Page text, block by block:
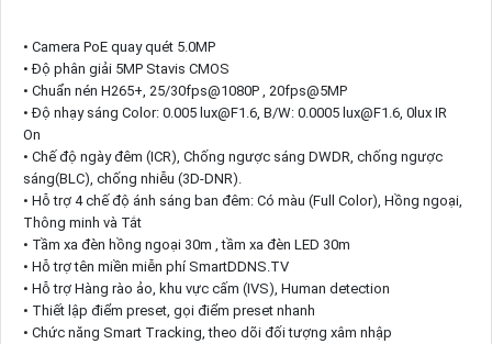
• Camera PoE quay quét 5.0MP
• Độ phân giải 5MP Stavis CMOS
• Chuẩn nén H265+, 25/30fps@1080P , 20fps@5MP
• Độ nhạy sáng Color: 0.005 lux@F1.6, B/W: 0.0005 lux@F1.6, 0lux IR
On
• Chế độ ngày đêm (ICR), Chống ngược sáng DWDR, chống ngược
sáng(BLC), chống nhiễu (3D-DNR).
• Hỗ trợ 4 chế độ ánh sáng ban đêm: Có màu (Full Color), Hồng ngoại,
Thông minh và Tắt
• Tầm xa đèn hồng ngoại 30m , tầm xa đèn LED 30m
• Hỗ trợ tên miền miễn phí SmartDDNS.TV
• Hỗ trợ Hàng rào ảo, khu vực cấm (IVS), Human detection
• Thiết lập điểm preset, gọi điểm preset nhanh
• Chức năng Smart Tracking, theo dõi đối tượng xâm nhập